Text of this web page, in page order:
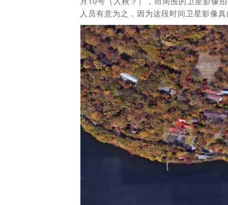
人员有意为之，因为这段时间卫星影像